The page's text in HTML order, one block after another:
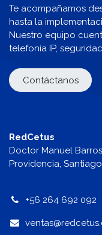
Te acompañamos
hasta la
Nuestro equipo
telefonía IP,
Contáctanos
RedCetus
Doctor Manuel
Providencia, Santiago
+56 264 692 092
v